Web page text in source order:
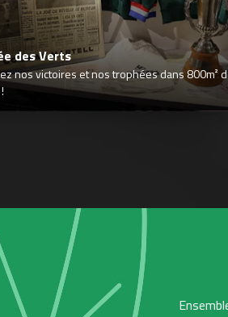
des Verts
nos victoires et nos trophées dans 800m²